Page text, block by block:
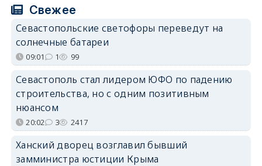
Свежее
Севастопольские светофоры переведут на
солнечные батареи
09:01 1 99
Севастополь стал лидером ЮФО по падению
строительства, но с одним позитивным
нюансом
20:02 3 2417
Ханский дворец возглавил бывший
замминистра юстиции Крыма